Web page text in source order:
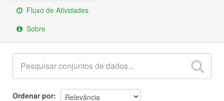
Fluxo de Atividades
Sobre
Ordenar por